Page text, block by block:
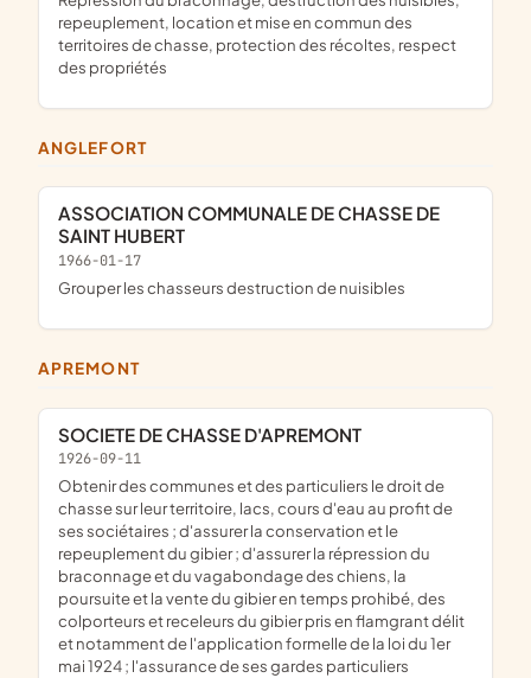
repeuplement, location et mise en commun des
territoires de chasse, protection des récoltes, respect
des propriétés
ANGLEFORT
ASSOCIATION COMMUNALE DE CHASSE DE
SAINT HUBERT
1966-01-17
grouper les chasseurs destruction de nuisibles
APREMONT
SOCIETE DE CHASSE D'APREMONT
1926-09-11
obtenir des communes et des particuliers le droit de
chasse sur leur territoire, lacs, cours d'eau au profit de
ses sociétaires ; d'assurer la conservation et le
repeuplement du gibier ; d'assurer la répression du
braconnage et du vagabondage des chiens, la
poursuite et la vente du gibier en temps prohibé, des
colporteurs et receleurs du gibier pris en flamgrant délit
et notamment de l'application formelle de la loi du 1er
mai 1924 ; l'assurance de ses gardes particuliers